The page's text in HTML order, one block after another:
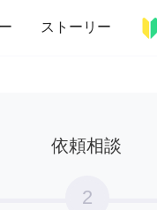
ストーリー
趣味・習い事 ペット
依頼相談
2